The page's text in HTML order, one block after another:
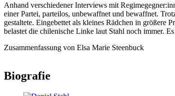
Anhand verschiedener Interviews mit
einer Partei, parteilos, unbewaffnet und bewaffnet.
gestaltete. Eingebettet als kleines Rädchen in größere
belastet die chilenische Linke laut Stahl noch immer.
Zusammenfassung von Elsa Marie Steenbuck
Biografie